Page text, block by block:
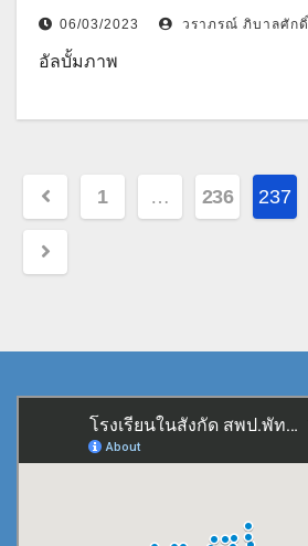
06/03/2023 วราภรณ์ ภิบาลศักดิ์
อัลบั้มภาพ
Posts
pagination
1 … 236 237